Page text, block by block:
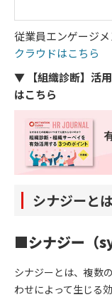
従業員エンゲージ
クラウドはこちら
▼ 【組織診断】活
はこちら
シナジーとは
■シナジー（
シナジーとは、複数
わせによって生じる